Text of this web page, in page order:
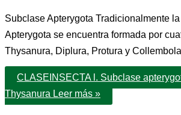
Subclase Apterygota Tradicionalmente
Apterygota se encuentra formada por
Thysanura, Diplura, Protura y
CLASEINSECTA l. Subclase
Thysanura Leer más »